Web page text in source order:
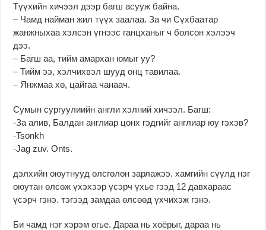
Түүхийн хичээл дээр багш асууж байна.
– Чамд найман жил түүх заалаа. За чи Сүхбаатар
жанжныхаа хэлсэн үгнээс ганцханыг ч болсон хэлээч
дээ.
– Багш аа, тийм амархан юмыг уу?
– Тийм ээ, хэлчихвэл шууд онц тавилаа.
– Янжмаа хө, цайгаа чанаач.
Сумын сургуулиийн англи хэлний хичээл. Багш:
-За алив, Балдан англиар цонх гэдгийг англиар юу гэхэв?
-Tsonkh
-Jag zuv. Onts.
дэлхийн оюутнууд өлсгөлөн зарлажээ. хамгийн сүүлд нэг
оюутан өлсөж үхэхээр үсэрч үхье гээд 12 давхараас
үсэрч гэнэ. тэгээд замдаа өлсөөд үхчихэж гэнэ.
Би чамд нэг хэрэм өгье. Дараа нь хоёрыг, дараа нь